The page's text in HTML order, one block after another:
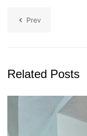
Prev
Related Posts